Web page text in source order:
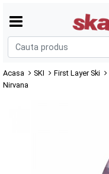
Acasa SKI First Layer Ski
Nirvana